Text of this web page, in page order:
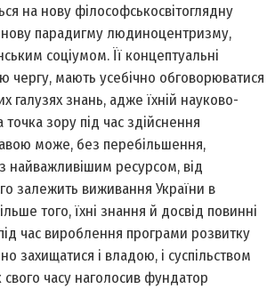
на нову філософсько­світоглядну
нову парадигму людиноцентризму,
соціумом. Її концептуальні
чергу, мають усебічно обговорюватися
галузях знань, адже їхній науково­
точка зору під час здійснення
може, без перебільшення,
найважливішим ресурсом, від
залежить виживання України в
того, їхні знання й досвід повинні
час вироблення програми розвитку
захищатися і владою, і суспільством
часу наголосив фундатор